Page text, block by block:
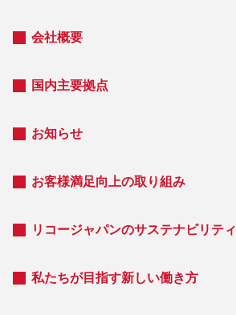
会社概要
国内主要拠点
お知らせ
お客様満足向上の取り組み
リコージャパンのサステナビリティ
私たちが目指す新しい働き方